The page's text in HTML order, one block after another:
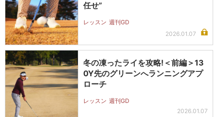
任せ”
レッスン 週刊GD
2026.01.07
冬の凍ったライを攻略!＜前編＞13
0Y先のグリーンへランニングアプ
ローチ
レッスン 週刊GD
2026.01.07